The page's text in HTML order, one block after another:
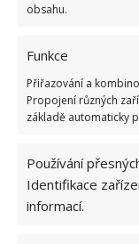
obsahu.
Funkce
Přiřazování a
Propojení různých
základě automaticky
Používání
Identifikace
informací.